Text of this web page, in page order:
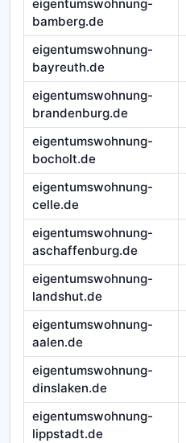
eigentumswohnung-
bamberg.de
eigentumswohnung-
bayreuth.de
eigentumswohnung-
brandenburg.de
eigentumswohnung-
bocholt.de
eigentumswohnung-
celle.de
eigentumswohnung-
aschaffenburg.de
eigentumswohnung-
landshut.de
eigentumswohnung-
aalen.de
eigentumswohnung-
dinslaken.de
eigentumswohnung-
lippstadt.de